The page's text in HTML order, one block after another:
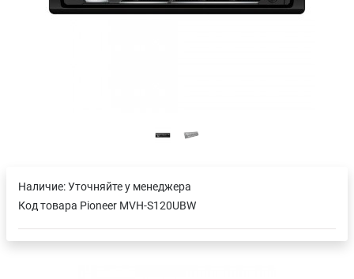
Наличие:Уточняйте у менеджера
Код товара Pioneer MVH-S120UBW